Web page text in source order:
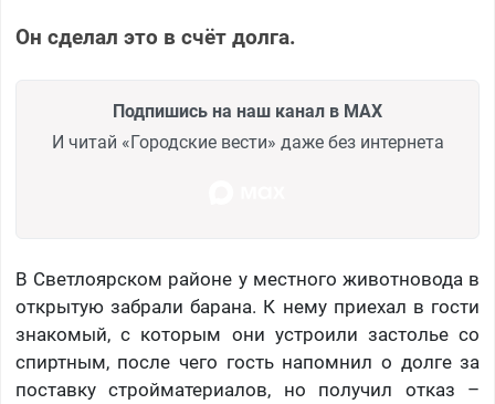
Он сделал это в счёт долга.
Подпишись на наш канал в MAX
И читай «Городские вести» даже без интернета
В Светлоярском районе у местного животновода в
открытую забрали барана. К нему приехал в гости
знакомый, с которым они устроили застолье со
спиртным, после чего гость напомнил о долге за
поставку стройматериалов, но получил отказ –